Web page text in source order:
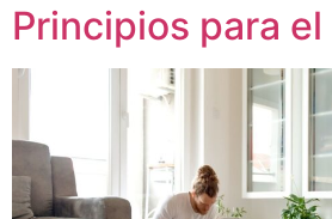
Principios para